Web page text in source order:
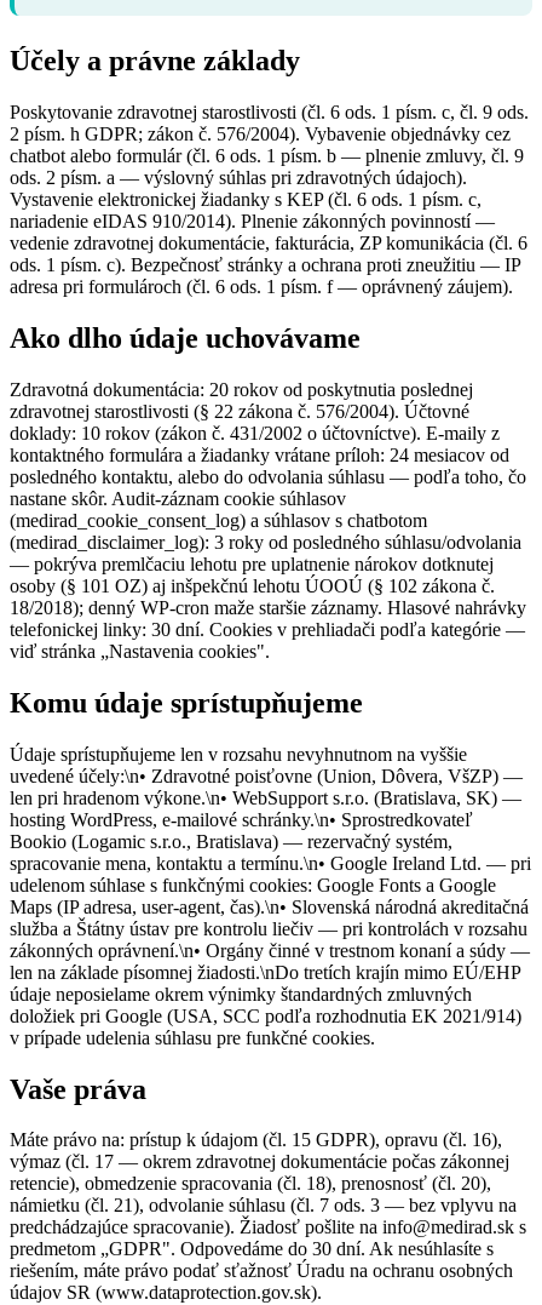
Účely a právne základy
Poskytovanie zdravotnej starostlivosti (čl. 6 ods. 1 písm. c, čl. 9 ods.
2 písm. h GDPR; zákon č. 576/2004). Vybavenie objednávky cez
chatbot alebo formulár (čl. 6 ods. 1 písm. b — plnenie zmluvy, čl. 9
ods. 2 písm. a — výslovný súhlas pri zdravotných údajoch).
Vystavenie elektronickej žiadanky s KEP (čl. 6 ods. 1 písm. c,
nariadenie eIDAS 910/2014). Plnenie zákonných povinností —
vedenie zdravotnej dokumentácie, fakturácia, ZP komunikácia (čl. 6
ods. 1 písm. c). Bezpečnosť stránky a ochrana proti zneužitiu — IP
adresa pri formulároch (čl. 6 ods. 1 písm. f — oprávnený záujem).
Ako dlho údaje uchovávame
Zdravotná dokumentácia: 20 rokov od poskytnutia poslednej
zdravotnej starostlivosti (§ 22 zákona č. 576/2004). Účtovné
doklady: 10 rokov (zákon č. 431/2002 o účtovníctve). E-maily z
kontaktného formulára a žiadanky vrátane príloh: 24 mesiacov od
posledného kontaktu, alebo do odvolania súhlasu — podľa toho, čo
nastane skôr. Audit-záznam cookie súhlasov
(medirad_cookie_consent_log) a súhlasov s chatbotom
(medirad_disclaimer_log): 3 roky od posledného súhlasu/odvolania
— pokrýva premlčaciu lehotu pre uplatnenie nárokov dotknutej
osoby (§ 101 OZ) aj inšpekčnú lehotu ÚOOÚ (§ 102 zákona č.
18/2018); denný WP-cron maže staršie záznamy. Hlasové nahrávky
telefonickej linky: 30 dní. Cookies v prehliadači podľa kategórie —
viď stránka „Nastavenia cookies".
Komu údaje sprístupňujeme
Údaje sprístupňujeme len v rozsahu nevyhnutnom na vyššie
uvedené účely:\n• Zdravotné poisťovne (Union, Dôvera, VšZP) —
len pri hradenom výkone.\n• WebSupport s.r.o. (Bratislava, SK) —
hosting WordPress, e-mailové schránky.\n• Sprostredkovateľ
Bookio (Logamic s.r.o., Bratislava) — rezervačný systém,
spracovanie mena, kontaktu a termínu.\n• Google Ireland Ltd. — pri
udelenom súhlase s funkčnými cookies: Google Fonts a Google
Maps (IP adresa, user-agent, čas).\n• Slovenská národná akreditačná
služba a Štátny ústav pre kontrolu liečiv — pri kontrolách v rozsahu
zákonných oprávnení.\n• Orgány činné v trestnom konaní a súdy —
len na základe písomnej žiadosti.\nDo tretích krajín mimo EÚ/EHP
údaje neposielame okrem výnimky štandardných zmluvných
doložiek pri Google (USA, SCC podľa rozhodnutia EK 2021/914)
v prípade udelenia súhlasu pre funkčné cookies.
Vaše práva
Máte právo na: prístup k údajom (čl. 15 GDPR), opravu (čl. 16),
výmaz (čl. 17 — okrem zdravotnej dokumentácie počas zákonnej
retencie), obmedzenie spracovania (čl. 18), prenosnosť (čl. 20),
námietku (čl. 21), odvolanie súhlasu (čl. 7 ods. 3 — bez vplyvu na
predchádzajúce spracovanie). Žiadosť pošlite na info@medirad.sk s
predmetom „GDPR". Odpovedáme do 30 dní. Ak nesúhlasíte s
riešením, máte právo podať sťažnosť Úradu na ochranu osobných
údajov SR (www.dataprotection.gov.sk).